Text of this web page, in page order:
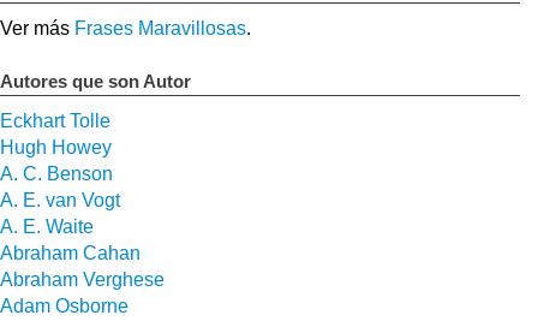
Ver más Frases Maravillosas.
Autores que son Autor
Eckhart Tolle
Hugh Howey
A. C. Benson
A. E. van Vogt
A. E. Waite
Abraham Cahan
Abraham Verghese
Adam Osborne